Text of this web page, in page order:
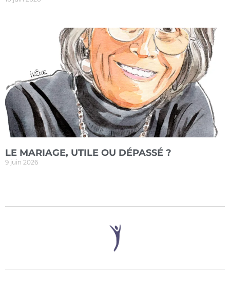
LE MARIAGE, UTILE OU DÉPASSÉ ?
9 juin 2026